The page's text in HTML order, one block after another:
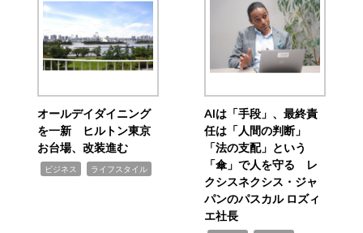
オールデイダイニング
を一新 ヒルトン東京
お台場、改装進む
ビジネス ライフスタイル
AIは「手段」、最終責
任は「人間の判断」
「法の支配」という
「傘」で人を守る レ
クシスネクシス・ジャ
パンのパスカル ロズィ
エ社長